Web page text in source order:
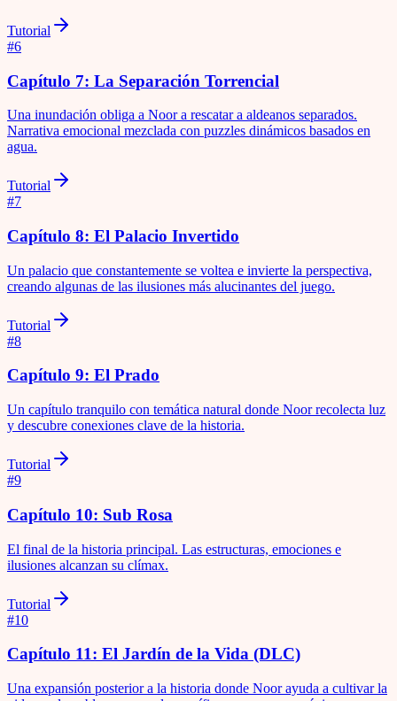
Tutorial
#6
Capítulo 7: La Separación Torrencial
Una inundación obliga a Noor a rescatar a aldeanos separados.
Narrativa emocional mezclada con puzzles dinámicos basados en
agua.
Tutorial
#7
Capítulo 8: El Palacio Invertido
Un palacio que constantemente se voltea e invierte la perspectiva,
creando algunas de las ilusiones más alucinantes del juego.
Tutorial
#8
Capítulo 9: El Prado
Un capítulo tranquilo con temática natural donde Noor recolecta luz
y descubre conexiones clave de la historia.
Tutorial
#9
Capítulo 10: Sub Rosa
El final de la historia principal. Las estructuras, emociones e
ilusiones alcanzan su clímax.
Tutorial
#10
Capítulo 11: El Jardín de la Vida (DLC)
Una expansión posterior a la historia donde Noor ayuda a cultivar la